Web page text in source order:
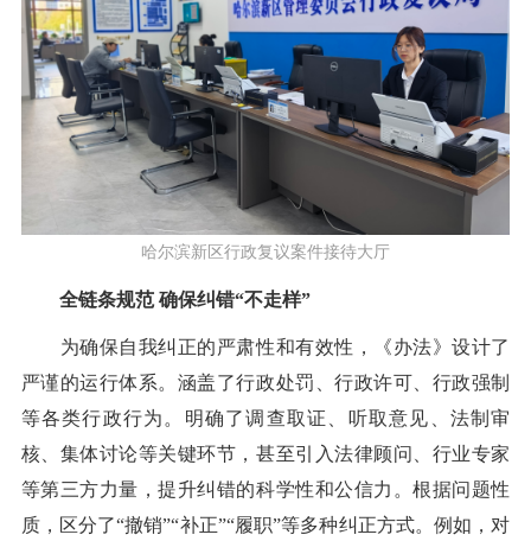
哈尔滨新区行政复议案件接待大厅
全链条规范 确保纠错“不走样”
为确保自我纠正的严肃性和有效性，《办法》设计了
严谨的运行体系。涵盖了行政处罚、行政许可、行政强制
等各类行政行为。明确了调查取证、听取意见、法制审
核、集体讨论等关键环节，甚至引入法律顾问、行业专家
等第三方力量，提升纠错的科学性和公信力。根据问题性
质，区分了“撤销”“补正”“履职”等多种纠正方式。例如，对